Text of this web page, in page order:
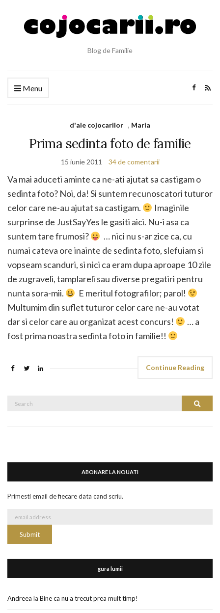
Blog de Familie
Menu
d'ale cojocarilor , Maria
Prima sedinta foto de familie
15 iunie 2011 34 de comentarii
Va mai aduceti aminte ca ne-ati ajutat sa castigam o
sedinta foto? Noi, da! Si suntem recunoscatori tuturor
celor care ne-au ajutat sa castigam.
Imaginile
surprinse de JustSayYes le gasiti aici. Nu-i asa ca
suntem tare frumosi?
… nici nu s-ar zice ca, cu
numai cateva ore inainte de sedinta foto, slefuiam si
vopseam scanduri, si nici ca eram dupa aproape 10 zile
de zugraveli, tamplareli sau diverse pregatiri pentru
nunta sora-mii.
E meritul fotografilor; parol!
Multumim din suflet tuturor celor care ne-au votat
dar si celor care au organizat acest concurs!
… a
fost prima noastra sedinta foto in familie!!
Continue Reading
Search
ABONARE LA NOUATI
Primesti email de fiecare data cand scriu.
gura lumii
Andreea la Bine ca nu a trecut prea mult timp!